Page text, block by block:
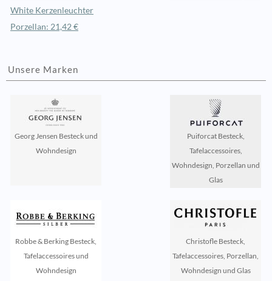
White Kerzenleuchter
Porzellan: 21,42 €
Unsere Marken
Georg Jensen Besteck und
Wohndesign
Puiforcat Besteck,
Tafelaccessoires,
Wohndesign, Porzellan und
Glas
Robbe & Berking Besteck,
Tafelaccessoires und
Wohndesign
Christofle Besteck,
Tafelaccessoires, Porzellan,
Wohndesign und Glas